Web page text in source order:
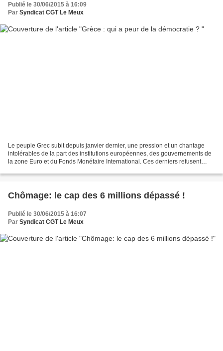
Publié le 30/06/2015 à 16:09
Par Syndicat CGT Le Meux
Le peuple Grec subit depuis janvier dernier, une pression et un chantage
intolérables de la part des institutions européennes, des gouvernements de
la zone Euro et du Fonds Monétaire International. Ces derniers refusent
Chômage: le cap des 6 millions dépassé !
Publié le 30/06/2015 à 16:07
Par Syndicat CGT Le Meux